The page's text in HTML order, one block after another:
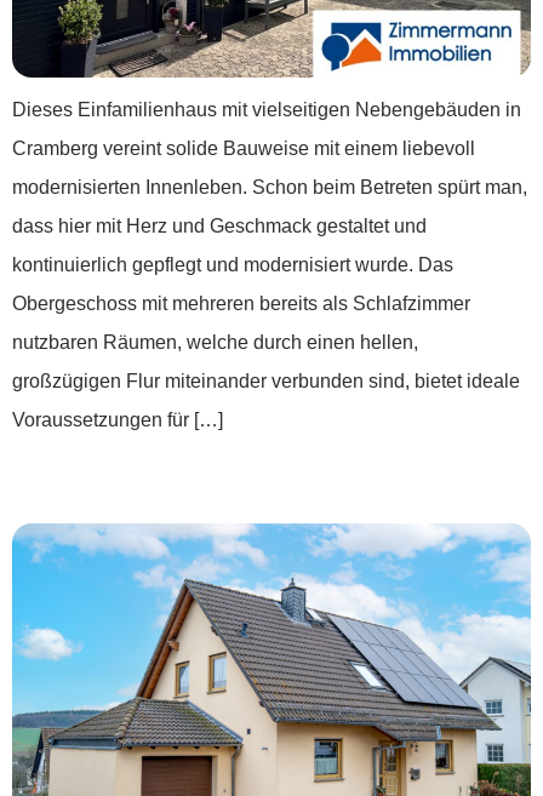
Dieses Einfamilienhaus mit vielseitigen Nebengebäuden in
Cramberg vereint solide Bauweise mit einem liebevoll
modernisierten Innenleben. Schon beim Betreten spürt man,
dass hier mit Herz und Geschmack gestaltet und
kontinuierlich gepflegt und modernisiert wurde. Das
Obergeschoss mit mehreren bereits als Schlafzimmer
nutzbaren Räumen, welche durch einen hellen,
großzügigen Flur miteinander verbunden sind, bietet ideale
Voraussetzungen für […]